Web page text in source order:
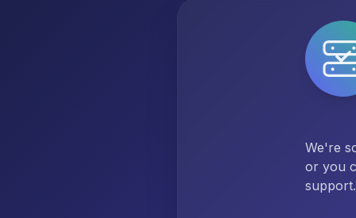
We're
or you
support.